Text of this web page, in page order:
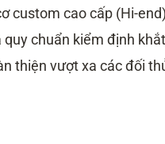
custom cao cấp (Hi-end)
quy chuẩn kiểm định khắt
thiện vượt xa các đối